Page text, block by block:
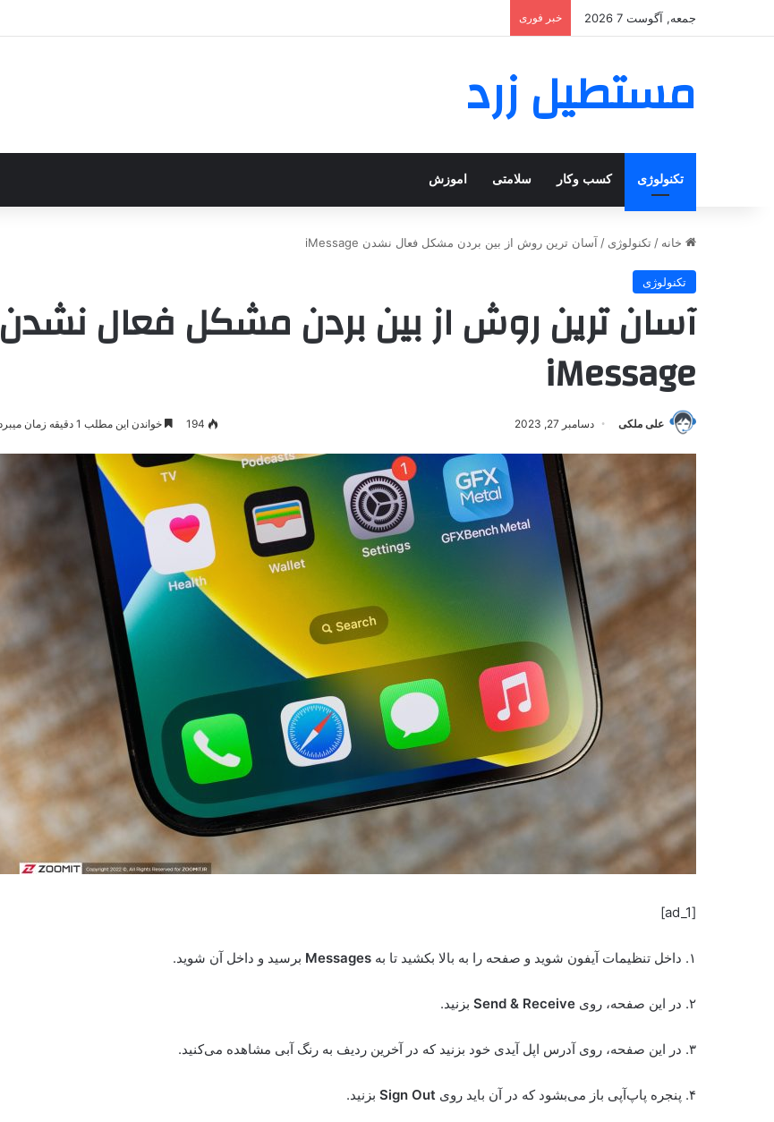
جمعه, آگوست 7 2026 خبر فوری
مستطیل زرد
تکنولوژی کسب وکار سلامتی اموزش
خانه / تکنولوژی / آسان ترین روش از بین بردن مشکل فعال نشدن iMessage
تکنولوژی
آسان ترین روش از بین بردن مشکل فعال نشدن
iMessage
علی ملکی دسامبر 27, 2023 194 خواندن این مطلب 1 دقیقه زمان میبرد
[ad_1]
۱. داخل تنظیمات آیفون شوید و صفحه را به بالا بکشید تا به Messages برسید و داخل آن شوید.
۲. در این صفحه، روی Send & Receive بزنید.
۳. در این صفحه، روی آدرس اپل آیدی خود بزنید که در آخرین ردیف به‌ رنگ آبی مشاهده می‌کنید.
۴. پنجره پاپ‌آپی باز می‌بشود که در آن باید روی Sign Out بزنید.